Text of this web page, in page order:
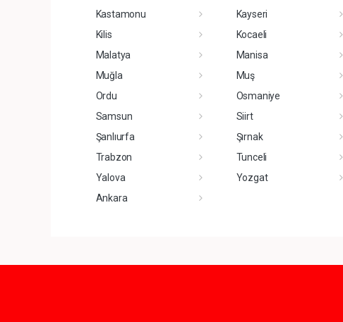
Kastamonu
Kayseri
Kilis
Kocaeli
Malatya
Manisa
Muğla
Muş
Ordu
Osmaniye
Samsun
Siirt
Şanlıurfa
Şırnak
Trabzon
Tunceli
Yalova
Yozgat
Ankara